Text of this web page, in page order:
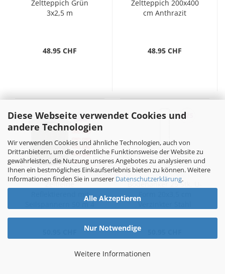
Diese Webseite verwendet Cookies und
andere Technologien
Wir verwenden Cookies und ähnliche Technologien, auch von
Drittanbietern, um die ordentliche Funktionsweise der Website zu
gewährleisten, die Nutzung unseres Angebotes zu analysieren und
Ihnen ein bestmögliches Einkaufserlebnis bieten zu können. Weitere
Informationen finden Sie in unserer Datenschutzerklärung.
Alle Akzeptieren
Nur Notwendige
Weitere Informationen
Zeltteppich Grün
3x2,5 m
48.95 CHF
Zeltteppich 200x400
cm Anthrazit
48.95 CHF
Zeltleine
Reflektierend mit
Seilspannern 50 m 4
Bodenanker 25 Stk. U-
Verzinkter Stahl